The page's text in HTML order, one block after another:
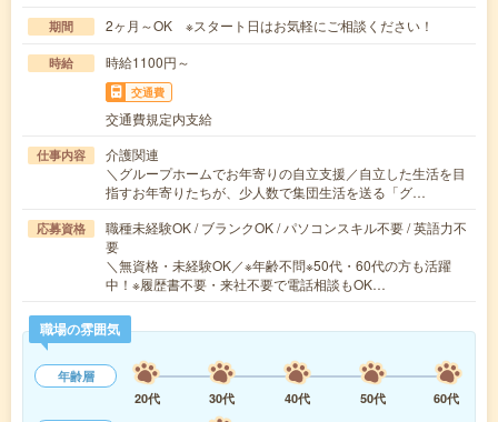
期間 2ヶ月～OK ※スタート日はお気軽にご相談ください！
時給 時給1100円～
交通費
交通費規定内支給
仕事内容
介護関連
＼グループホームでお年寄りの自立支援／自立した生活を目
指すお年寄りたちが、少人数で集団生活を送る「グ…
応募資格
職種未経験OK / ブランクOK / パソコンスキル不要 / 英語力不
要
＼無資格・未経験OK／※年齢不問※50代・60代の方も活躍
中！※履歴書不要・来社不要で電話相談もOK…
職場の雰囲気
年齢層
20代
30代 40代 50代
60代